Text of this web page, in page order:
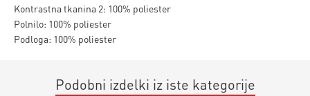
Kontrastna tkanina 2: 100% poliester
Polnilo: 100% poliester
Podloga: 100% poliester
Podobni izdelki iz iste kategorije